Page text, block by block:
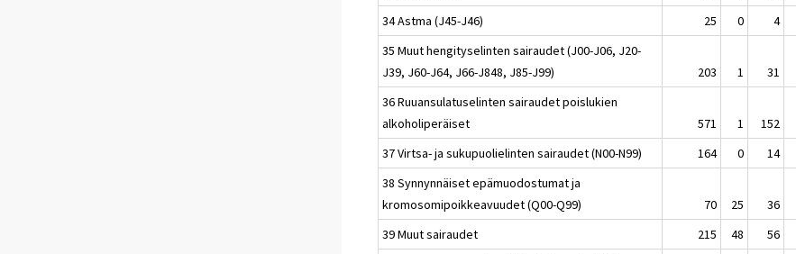
34 Astma (J45-J46)
25 0 4
35 Muut hengityselinten sairaudet (J00-J06, J20-
J39, J60-J64, J66-J848, J85-J99)
203 1 31
36 Ruuansulatuselinten sairaudet poislukien
alkoholiperäiset
571 1 152
37 Virtsa- ja sukupuolielinten sairaudet (N00-N99)
164 0 14
38 Synnynnäiset epämuodostumat ja
kromosomipoikkeavuudet (Q00-Q99)
70 25 36
39 Muut sairaudet
215 48 56